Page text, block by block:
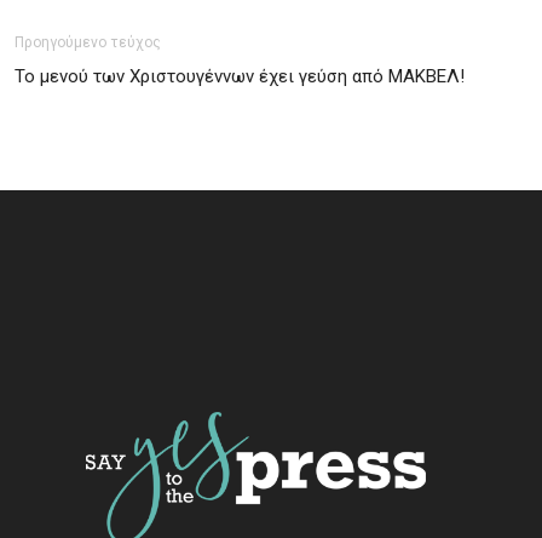
Προηγούμενο τεύχος
Το μενού των Χριστουγέννων έχει γεύση από ΜΑΚΒΕΛ!